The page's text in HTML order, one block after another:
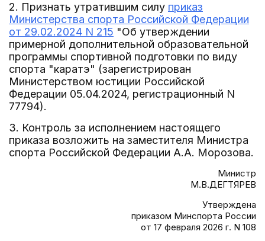
2. Признать утратившим силу приказ
Министерства спорта Российской Федерации
от 29.02.2024 N 215 "Об утверждении
примерной дополнительной образовательной
программы спортивной подготовки по виду
спорта "каратэ" (зарегистрирован
Министерством юстиции Российской
Федерации 05.04.2024, регистрационный N
77794).
3. Контроль за исполнением настоящего
приказа возложить на заместителя Министра
спорта Российской Федерации А.А. Морозова.
Министр
М.В.ДЕГТЯРЕВ
Утверждена
приказом Минспорта России
от 17 февраля 2026 г. N 108